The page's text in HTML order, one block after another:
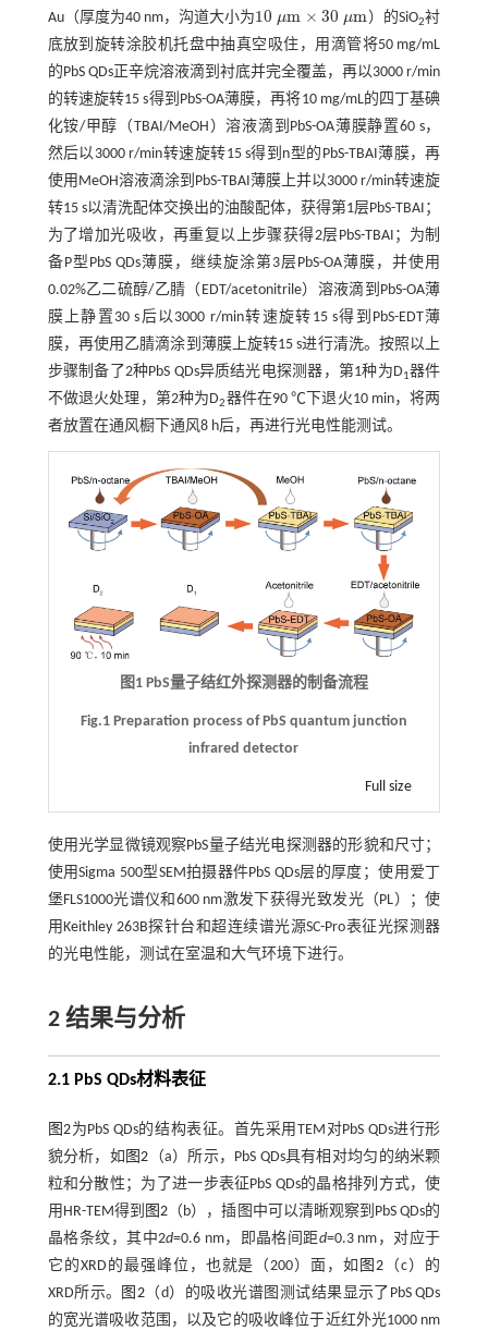
Au（厚度为40 nm，沟道大小为10 μm × 30 μm
10 μm× 30 μm ）的SiO2衬
底放到旋转涂胶机托盘中抽真空吸住，用滴管将50 mg/mL
的PbS QDs正辛烷溶液滴到衬底并完全覆盖，再以3000 r/min
的转速旋转15 s得到PbS-OA薄膜，再将10 mg/mL的四丁基碘
化铵/甲醇（TBAI/MeOH）溶液滴到PbS-OA薄膜静置60 s，
然后以3000 r/min转速旋转15 s得到n型的PbS-TBAI薄膜，再
使用MeOH溶液滴涂到PbS-TBAI薄膜上并以3000 r/min转速旋
转15 s以清洗配体交换出的油酸配体，获得第1层PbS-TBAI；
为了增加光吸收，再重复以上步骤获得2层PbS-TBAI；为制
备P型PbS QDs薄膜，继续旋涂第3层PbS-OA薄膜，并使用
0.02%乙二硫醇/乙腈（EDT/acetonitrile）溶液滴到PbS-OA薄
膜上静置30 s后以3000 r/min转速旋转15 s得到PbS-EDT薄
膜，再使用乙腈滴涂到薄膜上旋转15 s进行清洗。按照以上
步骤制备了2种PbS QDs异质结光电探测器，第1种为D1器件
不做退火处理，第2种为D2器件在90 ℃下退火10 min，将两
者放置在通风橱下通风8 h后，再进行光电性能测试。
图1 PbS量子结红外探测器的制备流程
Fig.1 Preparation process of PbS quantum junction
infrared detector
Full size
使用光学显微镜观察PbS量子结光电探测器的形貌和尺寸；
使用Sigma 500型SEM拍摄器件PbS QDs层的厚度；使用爱丁
堡FLS1000光谱仪和600 nm激发下获得光致发光（PL）；使
用Keithley 263B探针台和超连续谱光源SC-Pro表征光探测器
的光电性能，测试在室温和大气环境下进行。
2 结果与分析
2.1 PbS QDs材料表征
图2为PbS QDs的结构表征。首先采用TEM对PbS QDs进行形
貌分析，如 图2 （a）所示，PbS QDs具有相对均匀的纳米颗
粒和分散性；为了进一步表征PbS QDs的晶格排列方式，使
用HR-TEM得到 图2 （b），插图中可以清晰观察到PbS QDs的
晶格条纹，其中2d=0.6 nm，即晶格间距d=0.3 nm，对应于
它的XRD的最强峰位，也就是（200）面，如 图2 （c）的
XRD所示。
图2（d）的吸收光谱图测试结果显示了PbS QDs
的宽光谱吸收范围，以及它的吸收峰位于近红外光1000 nm